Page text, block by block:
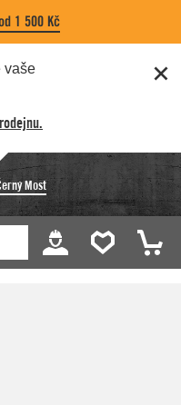
1 500 Kč
vaše
Most